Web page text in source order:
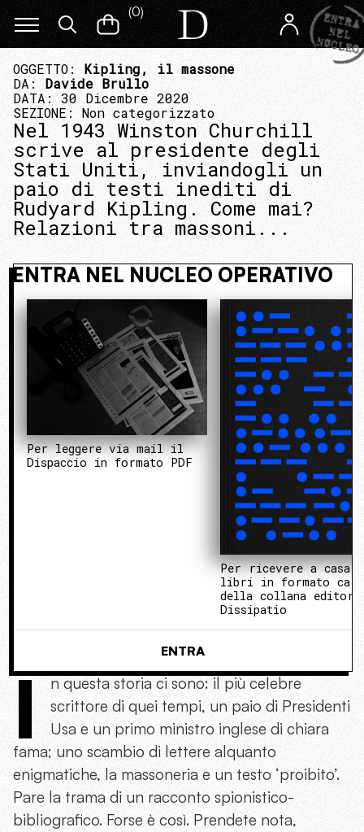
(0)
OGGETTO: Kipling, il massone
DA: Davide Brullo
DATA: 30 Dicembre 2020
SEZIONE: Non categorizzato
Nel 1943 Winston Churchill
scrive al presidente degli
Stati Uniti, inviandogli un
paio di testi inediti di
Rudyard Kipling. Come mai?
Relazioni tra massoni...
ENTRA NEL NUCLEO
Per leggere via mail il
Dispaccio in formato PDF
Per ricevere a casa i
libri in formato
della collana
Dissipatio
ENTRA
I
n questa storia ci sono: il più celebre
scrittore di quei tempi, un paio di Presidenti
Usa e un primo ministro inglese di chiara
fama; uno scambio di lettere alquanto
enigmatiche, la massoneria e un testo ‘proibito’.
Pare la trama di un racconto spionistico-
bibliografico. Forse è così. Prendete nota,